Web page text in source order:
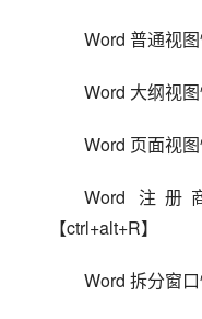
Word 普通视
Word 大纲视
Word 页面视
Word 注
【ctrl+alt+R】
Word 拆分窗